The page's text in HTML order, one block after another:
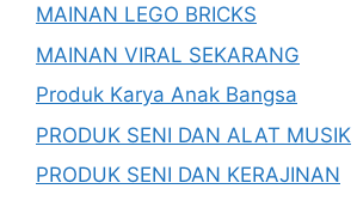
MAINAN LEGO BRICKS
MAINAN VIRAL SEKARANG
Produk Karya Anak Bangsa
PRODUK SENI DAN ALAT MUSIK
PRODUK SENI DAN KERAJINAN